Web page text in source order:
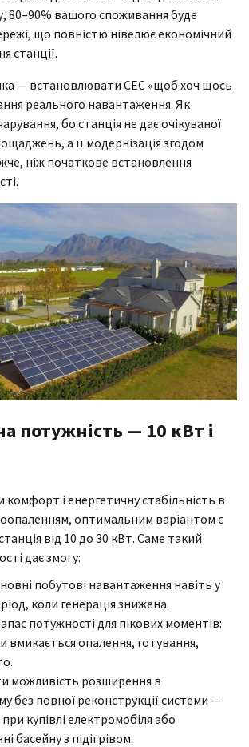
80–90% вашого споживання буде
що повністю нівелює економічний
станції.
— встановлювати СЕС «щоб хоч щось
реального навантаження. Як
бо станція не дає очікуваної
а її модернізація згодом
ніж початкове встановлення
потужність — 10 кВт і
і енергетичну стабільність в
оптимальним варіантом є
від 10 до 30 кВт. Саме такий
дає змогу:
побутові навантаження навіть у
коли генерація знижена.
потужності для пікових моментів:
вмикається опалення, готування,
можливість розширення в
без повної реконструкції системи —
купівлі електромобіля або
басейну з підігрівом.